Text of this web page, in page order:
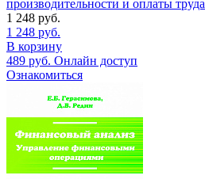
производительности и оплаты труда
1 248 руб.
1 248 руб.
В корзину
489 руб. Онлайн доступ
Ознакомиться